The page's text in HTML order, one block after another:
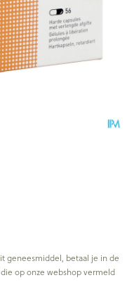
geneesmiddel, betaal je in de
op onze webshop vermeld